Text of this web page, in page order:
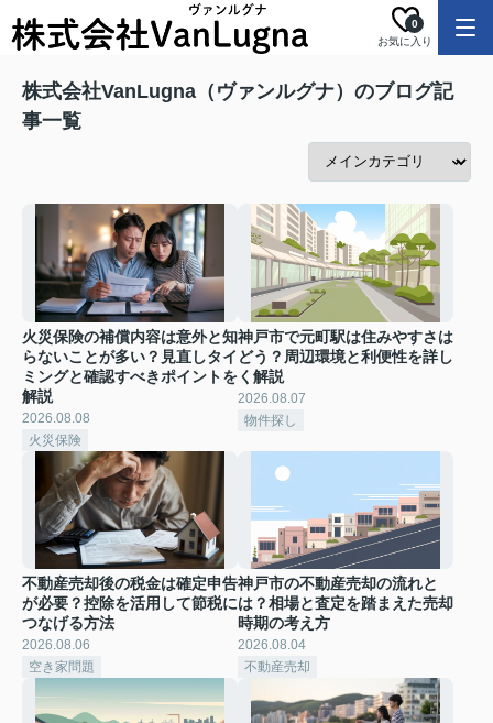
お気に入り
0
株式会社VanLugna（ヴァンルグナ）のブログ記
事一覧
火災保険の補償内容は意外と知
らないことが多い？見直しタイ
ミングと確認すべきポイントを
解説
2026.08.08
火災保険
神戸市で元町駅は住みやすさは
どう？周辺環境と利便性を詳し
く解説
2026.08.07
物件探し
不動産売却後の税金は確定申告
が必要？控除を活用して節税に
つなげる方法
2026.08.06
空き家問題
神戸市の不動産売却の流れと
は？相場と査定を踏まえた売却
時期の考え方
2026.08.04
不動産売却